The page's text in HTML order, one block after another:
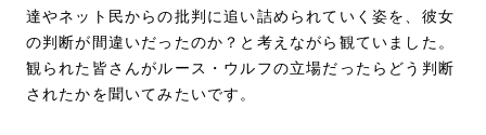
達やネット民からの批判に追い詰められていく姿を、彼女
の判断が間違いだったのか？と考えながら観ていました。
観られた皆さんがルース・ウルフの立場だったらどう判断
されたかを聞いてみたいです。